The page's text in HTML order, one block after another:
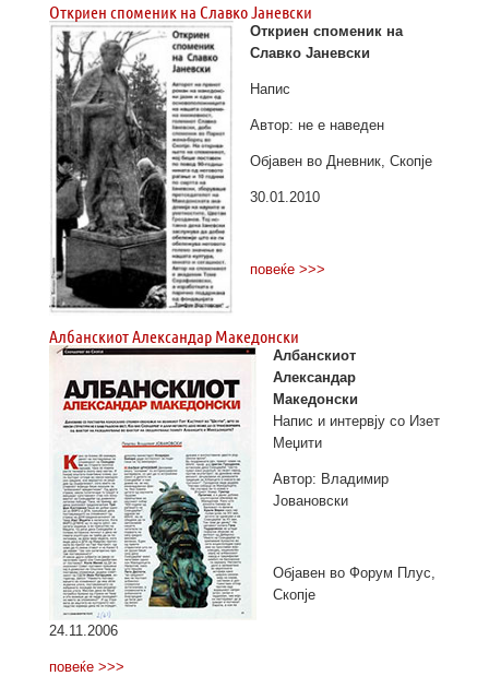
Откриен споменик на Славко Јаневски
Откриен споменик на
Славко Јаневски
Напис
Автор: не е наведен
Објавен во Дневник, Скопје
30.01.2010
повеќе >>>
Албанскиот Александар Македонски
Албанскиот
Александар
Македонски
Напис и интервју со Изет
Меџити
Автор: Владимир
Јовановски
Објавен во Форум Плус,
Скопје
24.11.2006
повеќе >>>